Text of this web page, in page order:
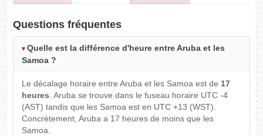
Questions fréquentes
Quelle est la différence d'heure entre Aruba et les
Samoa ?
Le décalage horaire entre Aruba et les Samoa est de 17
heures. Aruba se trouve dans le fuseau horaire UTC -4
(AST) tandis que les Samoa est en UTC +13 (WST).
Concrètement, Aruba a 17 heures de moins que les
Samoa.